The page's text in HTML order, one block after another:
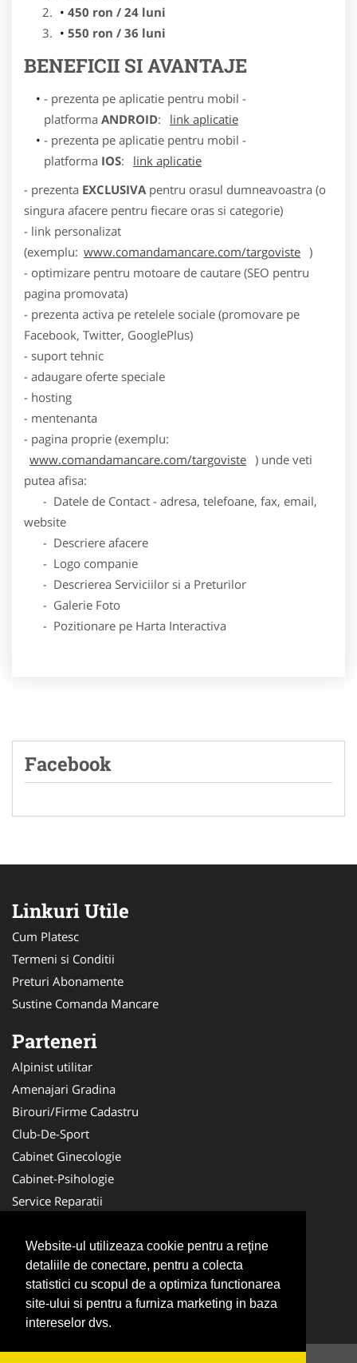
Website-ul utilizeaza cookie pentru a reţine
detaliile de conectare, pentru a colecta
statistici cu scopul de a optimiza functionarea
site-ului si pentru a furniza marketing in baza
intereselor dvs.
450 ron / 24 luni
550 ron / 36 luni
BENEFICII SI AVANTAJE
- prezenta pe aplicatie pentru mobil -
platforma ANDROID:
link aplicatie
- prezenta pe aplicatie pentru mobil -
platforma IOS:
link aplicatie
- prezenta EXCLUSIVA pentru orasul dumneavoastra (o
singura afacere pentru fiecare oras si categorie)
- link personalizat
(exemplu: www.comandamancare.com/targoviste )
- optimizare pentru motoare de cautare (SEO pentru
pagina promovata)
- prezenta activa pe retelele sociale (promovare pe
Facebook, Twitter, GooglePlus)
- suport tehnic
- adaugare oferte speciale
- hosting
- mentenanta
- pagina proprie (exemplu:
www.comandamancare.com/targoviste ) unde veti
putea afisa:
- Datele de Contact - adresa, telefoane, fax, email,
website
- Descriere afacere
- Logo companie
- Descrierea Serviciilor si a Preturilor
- Galerie Foto
- Pozitionare pe Harta Interactiva
Facebook
Linkuri Utile
Cum Platesc
Termeni si Conditii
Preturi Abonamente
Sustine Comanda Mancare
Parteneri
Alpinist utilitar
Amenajari Gradina
Birouri/Firme Cadastru
Club-De-Sport
Cabinet Ginecologie
Cabinet-Psihologie
Service Reparatii
Nuntas
Medici Familie
Acupunctura
Antichitati Galerie